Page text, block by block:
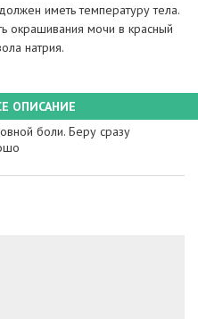
иметь температуру тела.
окрашивания мочи в красный
натрия.
ОПИСАНИЕ
боли. Беру сразу